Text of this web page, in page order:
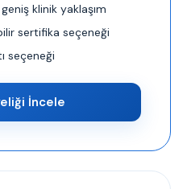
klinik yaklaşım
sertifika seçeneği
seçeneği
İncele